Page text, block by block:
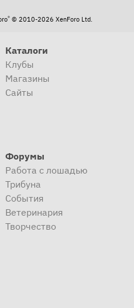
® © 2010-2026 XenForo Ltd.
Каталоги
Клубы
Магазины
Сайты
Форумы
Работа с лошадью
Трибуна
События
Ветеринария
Творчество